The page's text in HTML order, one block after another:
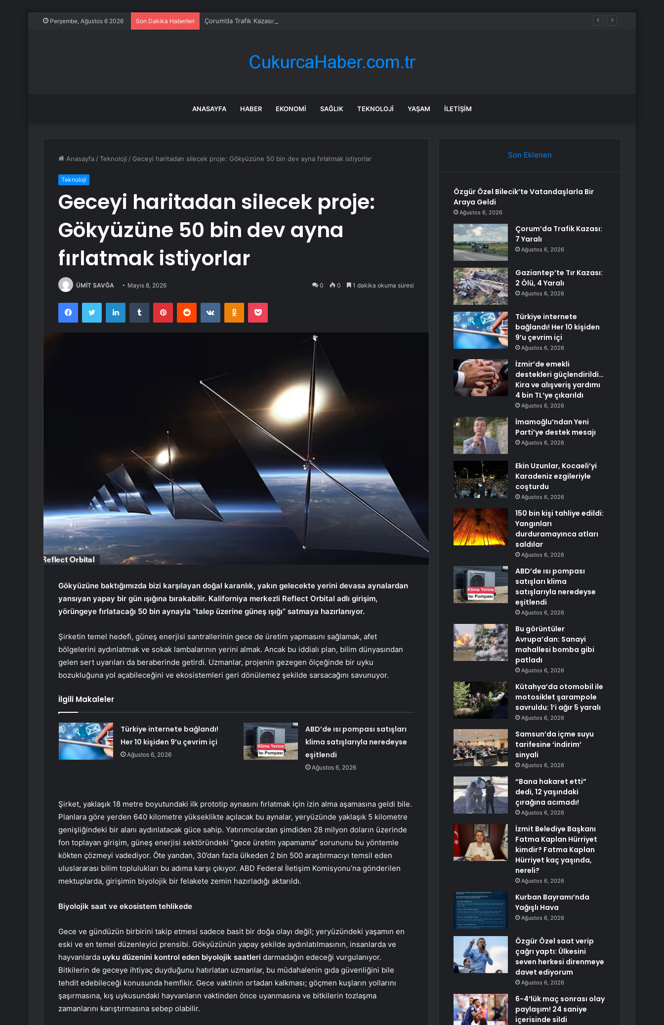
Perşembe, Ağustos 6 2026 Son Dakika Haberleri Çorum’da Trafik Kazası: 7 Yaralı
ANASAYFA HABER EKONOMI SAĞLIK TEKNOLOJI YAŞAM İLETIŞIM
Anasayfa /Teknoloji / Geceyi haritadan silecek proje: Gökyüzüne 50 bin dev ayna fırlatmak istiyorlar
Teknoloji
Geceyi haritadan silecek proje:
Gökyüzüne 50 bin dev ayna
fırlatmak istiyorlar
ÜMİT SAVĞA Mayıs 8, 2026 0 0 1 dakika okuma süresi
FacebookTwitter LinkedInTumblr PinterestReddit VKontakteOdnoklassniki
Pocket
Gökyüzüne baktığımızda bizi karşılayan doğal karanlık, yakın gelecekte yerini devasa aynalardan
yansıyan yapay bir gün ışığına bırakabilir. Kaliforniya merkezli Reflect Orbital adlı girişim,
yörüngeye fırlatacağı 50 bin aynayla “talep üzerine güneş ışığı” satmaya hazırlanıyor.
Şirketin temel hedefi, güneş enerjisi santrallerinin gece de üretim yapmasını sağlamak, afet
bölgelerini aydınlatmak ve sokak lambalarının yerini almak. Ancak bu iddialı plan, bilim dünyasından
gelen sert uyarıları da beraberinde getirdi. Uzmanlar, projenin gezegen ölçeğinde bir uyku
bozukluğuna yol açabileceğini ve ekosistemleri geri dönülemez şekilde sarsacağını savunuyor.
İlgili Makaleler
Türkiye internete bağlandı!
Her 10 kişiden 9’u çevrim içi
Ağustos 6, 2026
ABD’de ısı pompası satışları
klima satışlarıyla neredeyse
eşitlendi
Ağustos 6, 2026
Şirket, yaklaşık 18 metre boyutundaki ilk prototip aynasını fırlatmak için izin alma aşamasına geldi bile.
Planlara göre yerden 640 kilometre yükseklikte açılacak bu aynalar, yeryüzünde yaklaşık 5 kilometre
genişliğindeki bir alanı aydınlatacak güce sahip. Yatırımcılardan şimdiden 28 milyon doların üzerinde
fon toplayan girişim, güneş enerjisi sektöründeki “gece üretim yapamama” sorununu bu yöntemle
kökten çözmeyi vadediyor. Öte yandan, 30’dan fazla ülkeden 2 bin 500 araştırmacıyı temsil eden
uluslararası bilim toplulukları bu adıma karşı çıkıyor. ABD Federal İletişim Komisyonu’na gönderilen
mektuplarda, girişimin biyolojik bir felakete zemin hazırladığı aktarıldı.
Biyolojik saat ve ekosistem tehlikede
Gece ve gündüzün birbirini takip etmesi sadece basit bir doğa olayı değil; yeryüzündeki yaşamın en
eski ve en temel düzenleyici prensibi. Gökyüzünün yapay şekilde aydınlatılmasının, insanlarda ve
hayvanlarda uyku düzenini kontrol eden biyolojik saatleri darmadağın edeceği vurgulanıyor.
Bitkilerin de geceye ihtiyaç duyduğunu hatırlatan uzmanlar, bu müdahalenin gıda güvenliğini bile
tehdit edebileceği konusunda hemfikir. Gece vaktinin ortadan kalkması; göçmen kuşların yollarını
şaşırmasına, kış uykusundaki hayvanların vaktinden önce uyanmasına ve bitkilerin tozlaşma
zamanlarını karıştırmasına sebep olabilir.
Son Eklenen
Özgür Özel Bilecik’te Vatandaşlarla Bir
Araya Geldi
Ağustos 6, 2026
Çorum’da Trafik Kazası:
7 Yaralı
Ağustos 6, 2026
Gaziantep’te Tır Kazası:
2 Ölü, 4 Yaralı
Ağustos 6, 2026
Türkiye internete
bağlandı! Her 10 kişiden
9’u çevrim içi
Ağustos 6, 2026
İzmir’de emekli
destekleri güçlendirildi…
Kira ve alışveriş yardımı
4 bin TL’ye çıkarıldı
Ağustos 6, 2026
İmamoğlu’ndan Yeni
Parti’ye destek mesajı
Ağustos 6, 2026
Ekin Uzunlar, Kocaeli’yi
Karadeniz ezgileriyle
coşturdu
Ağustos 6, 2026
150 bin kişi tahliye edildi:
Yangınları
durduramayınca atları
saldılar
Ağustos 6, 2026
ABD’de ısı pompası
satışları klima
satışlarıyla neredeyse
eşitlendi
Ağustos 6, 2026
Bu görüntüler
Avrupa’dan: Sanayi
mahallesi bomba gibi
patladı
Ağustos 6, 2026
Kütahya’da otomobil ile
motosiklet şarampole
savruldu: 1’i ağır 5 yaralı
Ağustos 6, 2026
Samsun’da içme suyu
tarifesine ‘indirim’
sinyali
Ağustos 6, 2026
“Bana hakaret etti”
dedi, 12 yaşındaki
çırağına acımadı!
Ağustos 6, 2026
İzmit Belediye Başkanı
Fatma Kaplan Hürriyet
kimdir? Fatma Kaplan
Hürriyet kaç yaşında,
nereli?
Ağustos 6, 2026
Kurban Bayramı’nda
Yağışlı Hava
Ağustos 6, 2026
Özgür Özel saat verip
çağrı yaptı: Ülkesini
seven herkesi direnmeye
davet ediyorum
Ağustos 6, 2026
6-4’lük maç sonrası olay
paylaşım! 24 saniye
içerisinde sildi